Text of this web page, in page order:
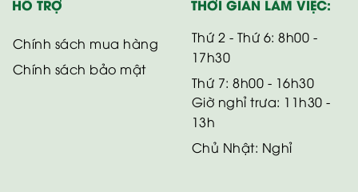
HỖ TRỢ
Chính sách mua hàng
Chính sách bảo mật
THỜI GIAN LÀM VIỆC:
Thứ 2 - Thứ 6: 8h00 -
17h30
Thứ 7: 8h00 - 16h30
Giờ nghỉ trưa: 11h30 -
13h
Chủ Nhật: Nghỉ